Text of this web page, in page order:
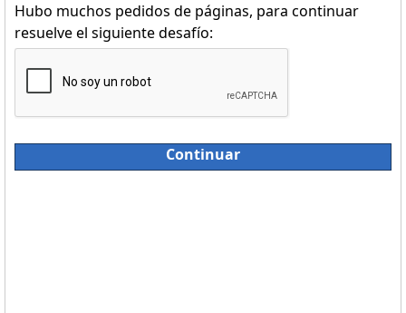
Hubo muchos pedidos de páginas, para continuar
resuelve el siguiente desafío:
Continuar